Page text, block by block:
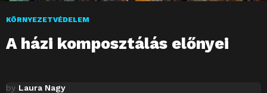
KÖRNYEZETVÉDELEM
A házi komposztálás előnyei
by Laura Nagy